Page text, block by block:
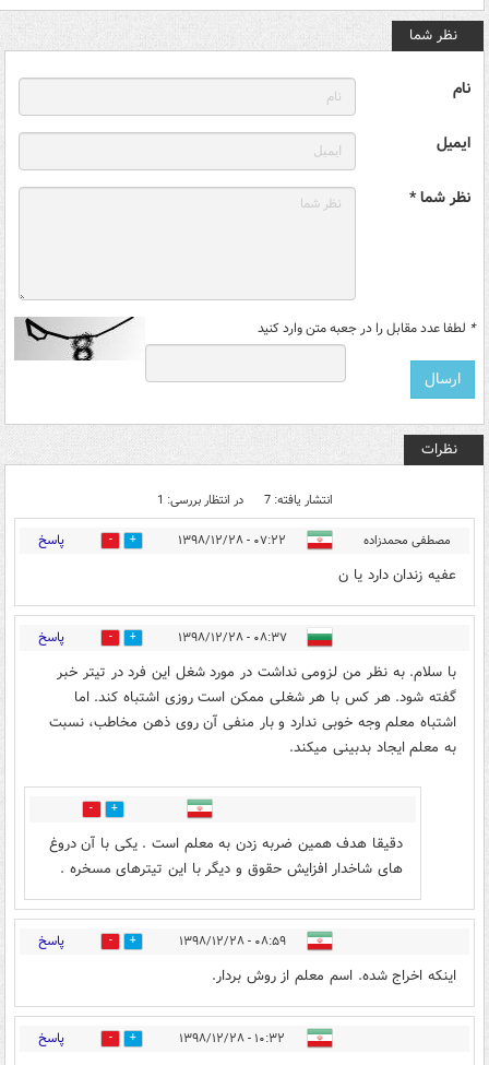
نظر شما
نام
ایمیل
نظر شما *
* لطفا عدد مقابل را در جعبه متن وارد کنید
نظرات
انتشار یافته: 7 در انتظار بررسی: 1
مصطفی محمدزاده ۰۷:۲۲ - ۱۳۹۸/۱۲/۲۸ 1 پاسخ
عفیه زندان دارد یا ن
۰۸:۳۷ - ۱۳۹۸/۱۲/۲۸ 27 پاسخ
با سلام. به نظر من لزومی نداشت در مورد شغل این فرد در تیتر خبر
گفته شود. هر کس با هر شغلی ممکن است روزی اشتباه کند. اما
اشتباه معلم وجه خوبی ندارد و بار منفی آن روی ذهن مخاطب، نسبت
به معلم ایجاد بدبینی میکند.
13
دقیقا هدف همین ضربه زدن به معلم است . یکی با آن دروغ
های شاخدار افزایش حقوق و دیگر با این تیترهای مسخره .
۰۸:۵۹ - ۱۳۹۸/۱۲/۲۸ 18 پاسخ
اینکه اخراج شده. اسم معلم از روش بردار.
۱۰:۳۲ - ۱۳۹۸/۱۲/۲۸ 17 پاسخ